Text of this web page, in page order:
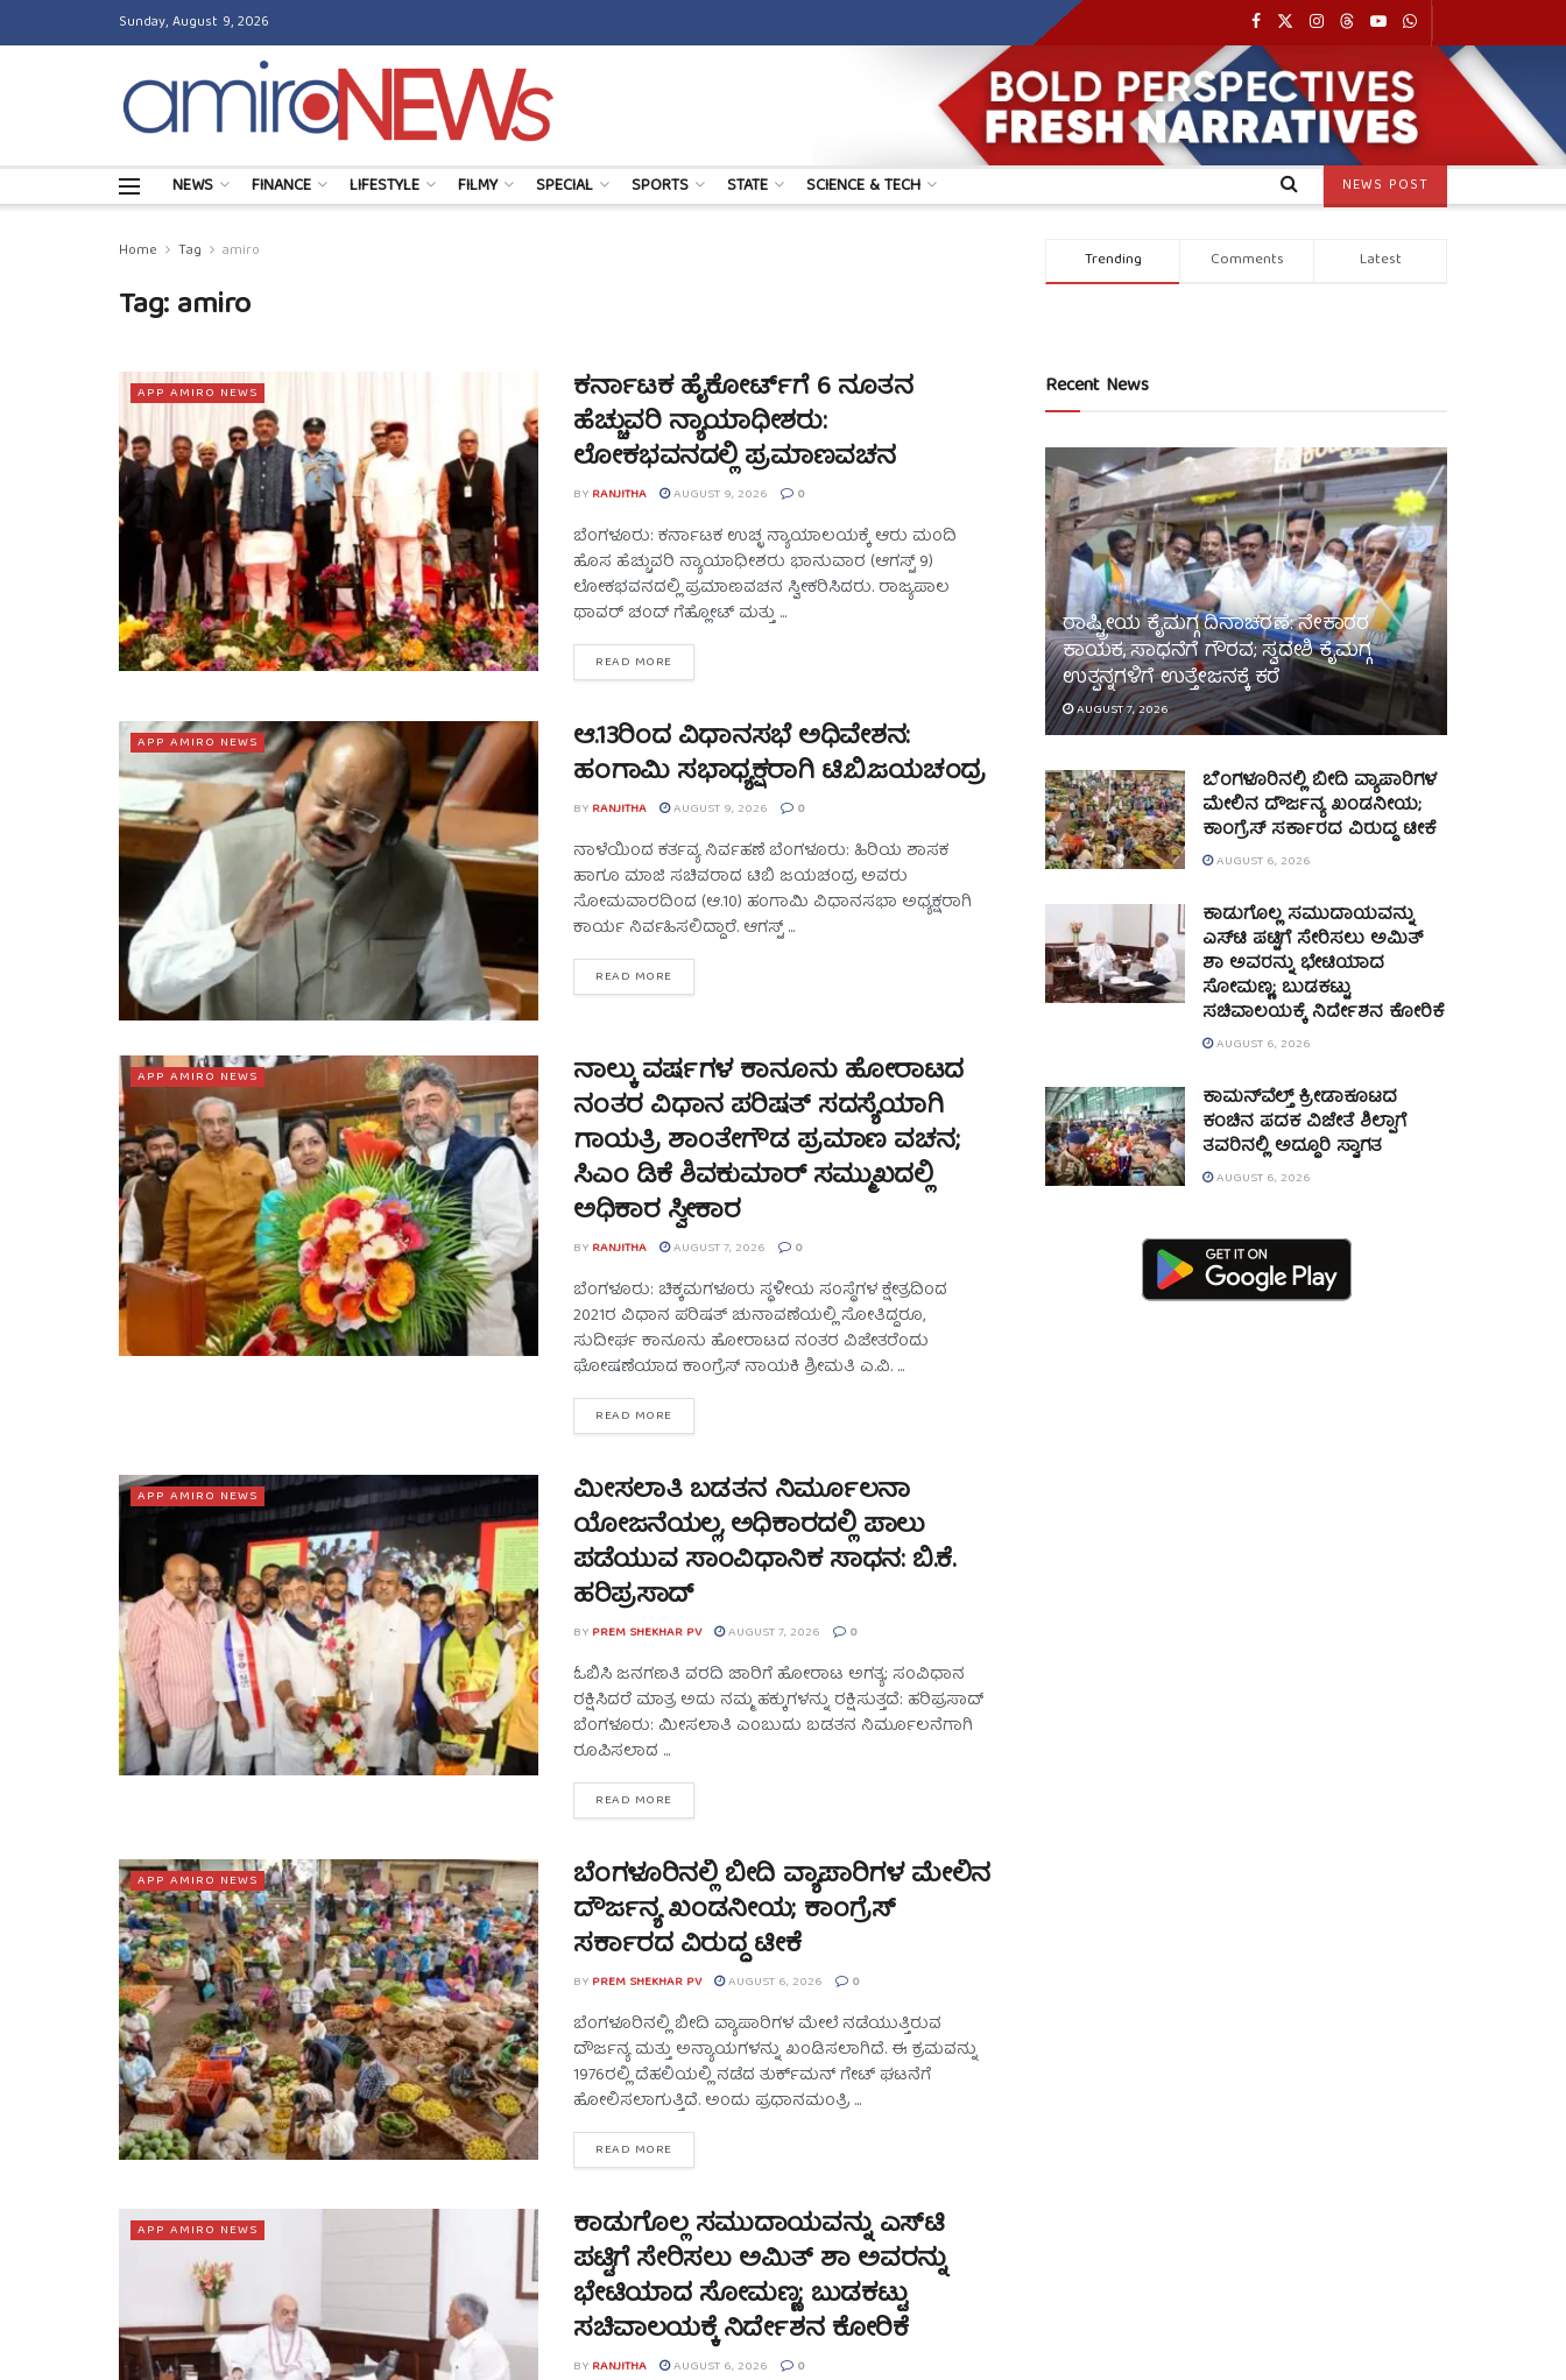
Sunday, August 9, 2026
NEWS FINANCE LIFESTYLE FILMY SPECIAL SPORTS STATE SCIENCE & TECH NEWS POST
Home Tag amiro
Tag:amiro
APP AMIRO NEWS ಕರ್ನಾಟಕ ಹೈಕೋರ್ಟ್‌ಗೆ 6 ನೂತನ
ಹೆಚ್ಚುವರಿ ನ್ಯಾಯಾಧೀಶರು:
ಲೋಕಭವನದಲ್ಲಿ ಪ್ರಮಾಣವಚನ
BY RANJITHA AUGUST 9, 2026 0
ಬೆಂಗಳೂರು: ಕರ್ನಾಟಕ ಉಚ್ಛ ನ್ಯಾಯಾಲಯಕ್ಕೆ ಆರು ಮಂದಿ
ಹೊಸ ಹೆಚ್ಚುವರಿ ನ್ಯಾಯಾಧೀಶರು ಭಾನುವಾರ (ಆಗಸ್ಟ್ 9)
ಲೋಕಭವನದಲ್ಲಿ ಪ್ರಮಾಣವಚನ ಸ್ವೀಕರಿಸಿದರು. ರಾಜ್ಯಪಾಲ
ಥಾವರ್ ಚಂದ್ ಗೆಹ್ಲೋಟ್ ಮತ್ತು ...
READ MORE
APP AMIRO NEWS ಆ.13ರಿಂದ ವಿಧಾನಸಭೆ ಅಧಿವೇಶನ:
ಹಂಗಾಮಿ ಸಭಾಧ್ಯಕ್ಷರಾಗಿ ಟಿ.ಬಿ.ಜಯಚಂದ್ರ
BY RANJITHA AUGUST 9, 2026 0
ನಾಳೆಯಿಂದ ಕರ್ತವ್ಯ ನಿರ್ವಹಣೆ ಬೆಂಗಳೂರು: ಹಿರಿಯ ಶಾಸಕ
ಹಾಗೂ ಮಾಜಿ ಸಚಿವರಾದ ಟಿಬಿ ಜಯಚಂದ್ರ ಅವರು
ಸೋಮವಾರದಿಂದ (ಆ.10) ಹಂಗಾಮಿ ವಿಧಾನಸಭಾ ಅಧ್ಯಕ್ಷರಾಗಿ
ಕಾರ್ಯ ನಿರ್ವಹಿಸಲಿದ್ದಾರೆ. ಆಗಸ್ಟ್ ...
READ MORE
APP AMIRO NEWS ನಾಲ್ಕು ವರ್ಷಗಳ ಕಾನೂನು ಹೋರಾಟದ
ನಂತರ ವಿಧಾನ ಪರಿಷತ್ ಸದಸ್ಯೆಯಾಗಿ
ಗಾಯತ್ರಿ ಶಾಂತೇಗೌಡ ಪ್ರಮಾಣ ವಚನ;
ಸಿಎಂ ಡಿಕೆ ಶಿವಕುಮಾರ್ ಸಮ್ಮುಖದಲ್ಲಿ
ಅಧಿಕಾರ ಸ್ವೀಕಾರ
BY RANJITHA AUGUST 7, 2026 0
ಬೆಂಗಳೂರು: ಚಿಕ್ಕಮಗಳೂರು ಸ್ಥಳೀಯ ಸಂಸ್ಥೆಗಳ ಕ್ಷೇತ್ರದಿಂದ
2021ರ ವಿಧಾನ ಪರಿಷತ್ ಚುನಾವಣೆಯಲ್ಲಿ ಸೋತಿದ್ದರೂ,
ಸುದೀರ್ಘ ಕಾನೂನು ಹೋರಾಟದ ನಂತರ ವಿಜೇತರೆಂದು
ಘೋಷಣೆಯಾದ ಕಾಂಗ್ರೆಸ್ ನಾಯಕಿ ಶ್ರೀಮತಿ ಎ.ವಿ. ...
READ MORE
APP AMIRO NEWS ಮೀಸಲಾತಿ ಬಡತನ ನಿರ್ಮೂಲನಾ
ಯೋಜನೆಯಲ್ಲ, ಅಧಿಕಾರದಲ್ಲಿ ಪಾಲು
ಪಡೆಯುವ ಸಾಂವಿಧಾನಿಕ ಸಾಧನ: ಬಿ.ಕೆ.
ಹರಿಪ್ರಸಾದ್
BY PREM SHEKHAR PV AUGUST 7, 2026 0
ಓಬಿಸಿ ಜನಗಣತಿ ವರದಿ ಜಾರಿಗೆ ಹೋರಾಟ ಅಗತ್ಯ; ಸಂವಿಧಾನ
ರಕ್ಷಿಸಿದರೆ ಮಾತ್ರ ಅದು ನಮ್ಮ ಹಕ್ಕುಗಳನ್ನು ರಕ್ಷಿಸುತ್ತದೆ: ಹರಿಪ್ರಸಾದ್
ಬೆಂಗಳೂರು: ಮೀಸಲಾತಿ ಎಂಬುದು ಬಡತನ ನಿರ್ಮೂಲನೆಗಾಗಿ
ರೂಪಿಸಲಾದ ...
READ MORE
APP AMIRO NEWS ಬೆಂಗಳೂರಿನಲ್ಲಿ ಬೀದಿ ವ್ಯಾಪಾರಿಗಳ ಮೇಲಿನ
ದೌರ್ಜನ್ಯ ಖಂಡನೀಯ; ಕಾಂಗ್ರೆಸ್
ಸರ್ಕಾರದ ವಿರುದ್ಧ ಟೀಕೆ
BY PREM SHEKHAR PV AUGUST 6, 2026 0
ಬೆಂಗಳೂರಿನಲ್ಲಿ ಬೀದಿ ವ್ಯಾಪಾರಿಗಳ ಮೇಲೆ ನಡೆಯುತ್ತಿರುವ
ದೌರ್ಜನ್ಯ ಮತ್ತು ಅನ್ಯಾಯಗಳನ್ನು ಖಂಡಿಸಲಾಗಿದೆ. ಈ ಕ್ರಮವನ್ನು
1976ರಲ್ಲಿ ದೆಹಲಿಯಲ್ಲಿ ನಡೆದ ತುರ್ಕ್‌ಮನ್ ಗೇಟ್ ಘಟನೆಗೆ
ಹೋಲಿಸಲಾಗುತ್ತಿದೆ. ಅಂದು ಪ್ರಧಾನಮಂತ್ರಿ ...
READ MORE
APP AMIRO NEWS ಕಾಡುಗೊಲ್ಲ ಸಮುದಾಯವನ್ನು ಎಸ್‌ಟಿ
ಪಟ್ಟಿಗೆ ಸೇರಿಸಲು ಅಮಿತ್ ಶಾ ಅವರನ್ನು
ಭೇಟಿಯಾದ ಸೋಮಣ್ಣ; ಬುಡಕಟ್ಟು
ಸಚಿವಾಲಯಕ್ಕೆ ನಿರ್ದೇಶನ ಕೋರಿಕೆ
BY RANJITHA AUGUST 6, 2026 0
Trending Comments Latest
Recent News
ರಾಷ್ಟ್ರೀಯ ಕೈಮಗ್ಗ ದಿನಾಚರಣೆ: ನೇಕಾರರ
ಕಾಯಕ, ಸಾಧನೆಗೆ ಗೌರವ; ಸ್ವದೇಶಿ ಕೈಮಗ್ಗ
ಉತ್ಪನ್ನಗಳಿಗೆ ಉತ್ತೇಜನಕ್ಕೆ ಕರೆ
AUGUST 7, 2026
ಬೆಂಗಳೂರಿನಲ್ಲಿ ಬೀದಿ ವ್ಯಾಪಾರಿಗಳ
ಮೇಲಿನ ದೌರ್ಜನ್ಯ ಖಂಡನೀಯ;
ಕಾಂಗ್ರೆಸ್ ಸರ್ಕಾರದ ವಿರುದ್ಧ ಟೀಕೆ
AUGUST 6, 2026
ಕಾಡುಗೊಲ್ಲ ಸಮುದಾಯವನ್ನು
ಎಸ್‌ಟಿ ಪಟ್ಟಿಗೆ ಸೇರಿಸಲು ಅಮಿತ್
ಶಾ ಅವರನ್ನು ಭೇಟಿಯಾದ
ಸೋಮಣ್ಣ; ಬುಡಕಟ್ಟು
ಸಚಿವಾಲಯಕ್ಕೆ ನಿರ್ದೇಶನ ಕೋರಿಕೆ
AUGUST 6, 2026
ಕಾಮನ್‌ವೆಲ್ತ್ ಕ್ರೀಡಾಕೂಟದ
ಕಂಚಿನ ಪದಕ ವಿಜೇತೆ ಶಿಲ್ಪಾಗೆ
ತವರಿನಲ್ಲಿ ಅದ್ಧೂರಿ ಸ್ವಾಗತ
AUGUST 6, 2026